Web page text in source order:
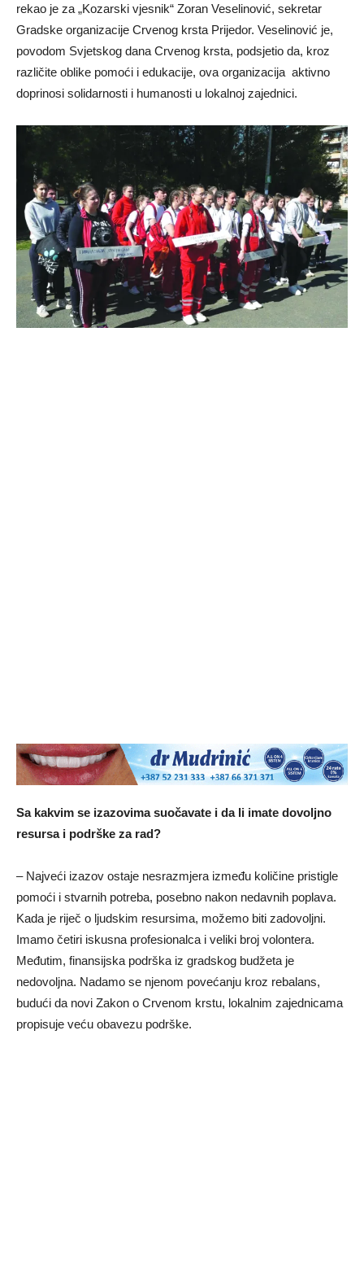
rekao je za „Kozarski vjesnik“ Zoran Veselinović, sekretar
Gradske organizacije Crvenog krsta Prijedor. Veselinović je,
povodom Svjetskog dana Crvenog krsta, podsjetio da, kroz
različite oblike pomoći i edukacije, ova organizacija aktivno
doprinosi solidarnosti i humanosti u lokalnoj zajednici.
Sa kakvim se izazovima suočavate i da li imate dovolјno
resursa i podrške za rad?
– Najveći izazov ostaje nesrazmjera između količine pristigle
pomoći i stvarnih potreba, posebno nakon nedavnih poplava.
Kada je riječ o lјudskim resursima, možemo biti zadovolјni.
Imamo četiri iskusna profesionalca i veliki broj volontera.
Međutim, finansijska podrška iz gradskog budžeta je
nedovolјna. Nadamo se njenom povećanju kroz rebalans,
budući da novi Zakon o Crvenom krstu, lokalnim zajednicama
propisuje veću obavezu podrške.